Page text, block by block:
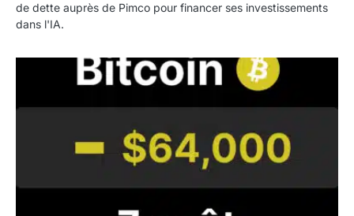
de dette auprès de Pimco pour financer ses investissements
dans l'IA.
Bitcoin stagne à 64 000 dollars pendant que les